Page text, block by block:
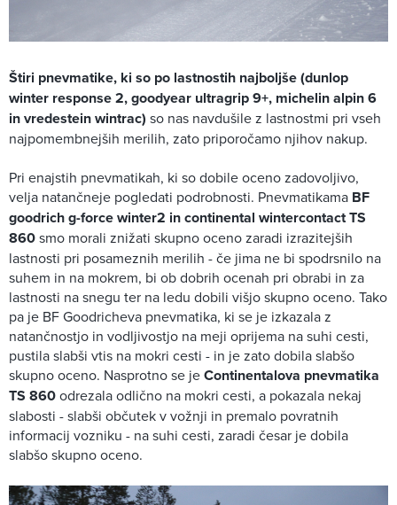
Štiri pnevmatike, ki so po lastnostih najboljše (dunlop
winter response 2, goodyear ultragrip 9+, michelin alpin 6
in vredestein wintrac) so nas navdušile z lastnostmi pri vseh
najpomembnejših merilih, zato priporočamo njihov nakup.
Pri enajstih pnevmatikah, ki so dobile oceno zadovoljivo,
velja natančneje pogledati podrobnosti. Pnevmatikama BF
goodrich g-force winter2 in continental wintercontact TS
860smo morali znižati skupno oceno zaradi izrazitejših
lastnosti pri posameznih merilih - če jima ne bi spodrsnilo na
suhem in na mokrem, bi ob dobrih ocenah pri obrabi in za
lastnosti na snegu ter na ledu dobili višjo skupno oceno. Tako
pa je BF Goodricheva pnevmatika, ki se je izkazala z
natančnostjo in vodljivostjo na meji oprijema na suhi cesti,
pustila slabši vtis na mokri cesti - in je zato dobila slabšo
skupno oceno. Nasprotno se jeContinentalova pnevmatika
TS 860odrezala odlično na mokri cesti, a pokazala nekaj
slabosti - slabši občutek v vožnji in premalo povratnih
informacij vozniku - na suhi cesti, zaradi česar je dobila
slabšo skupno oceno.